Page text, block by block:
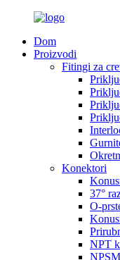
Dom
Proizvodi
Fitingi za
Konektori
37°
O-
NPT